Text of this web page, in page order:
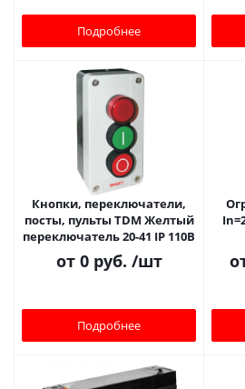
Подробнее
Кнопки, переключатели,
посты, пульты TDM Желтый
переключатель 20-41 IP 110В
от 0 руб. /шт
Подробнее
In=20kA